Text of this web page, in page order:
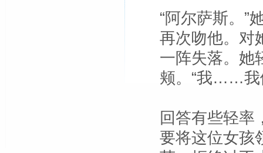
“阿尔萨斯。”
再次吻他。对
一阵失落。她
颊。“我……我
回答有些轻率
要将这位女孩